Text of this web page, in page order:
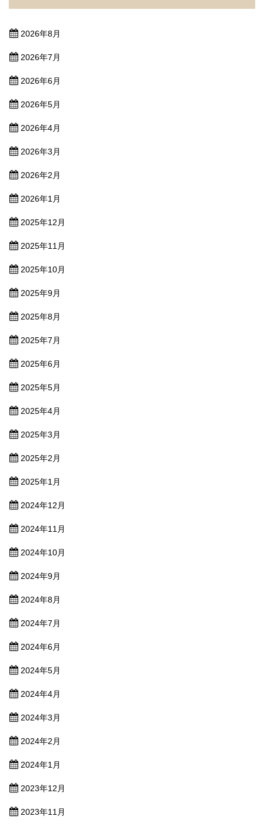
2026年8月
2026年7月
2026年6月
2026年5月
2026年4月
2026年3月
2026年2月
2026年1月
2025年12月
2025年11月
2025年10月
2025年9月
2025年8月
2025年7月
2025年6月
2025年5月
2025年4月
2025年3月
2025年2月
2025年1月
2024年12月
2024年11月
2024年10月
2024年9月
2024年8月
2024年7月
2024年6月
2024年5月
2024年4月
2024年3月
2024年2月
2024年1月
2023年12月
2023年11月